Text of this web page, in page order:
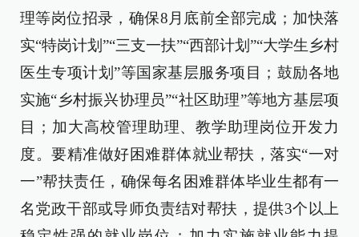
理等岗位招录，确保8月底前全部完成；加快落
实“特岗计划”“三支一扶”“西部计划”“大学生乡村
医生专项计划”等国家基层服务项目；鼓励各地
实施“乡村振兴协理员”“社区助理”等地方基层项
目；加大高校管理助理、教学助理岗位开发力
度。要精准做好困难群体就业帮扶，落实“一对
一”帮扶责任，确保每名困难群体毕业生都有一
名党政干部或导师负责结对帮扶，提供3个以上